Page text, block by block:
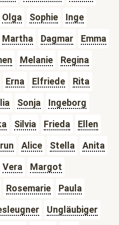
Olga Sophie
Inge
Martha Dagmar
Emma
Melanie
Regina
Erna Elfriede
Rita
Sonja
Ingeborg
Silvia Frieda
Ellen
Alice Stella
Anita
Vera
Margot
Rosemarie
Paula
Ungläubiger